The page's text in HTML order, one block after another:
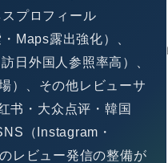
プロフィール
Maps露出強化）、
日外国人参照率高）、
）、その他レビューサ
书・大众点评・韓国
（Instagram・
レビュー発信の整備が